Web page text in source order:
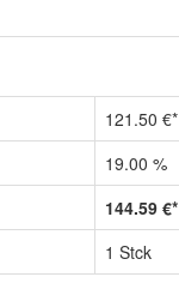
121.50 €*
19.00 %
144.59 €*
1 Stck